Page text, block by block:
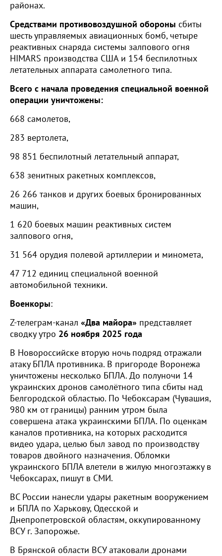
районах.
Средствами противовоздушной обороны сбиты
шесть управляемых авиационных бомб, четыре
реактивных снаряда системы залпового огня
HIMARS производства США и 154 беспилотных
летательных аппарата самолетного типа.
Всего с начала проведения специальной военной
операции уничтожены:
668 самолетов,
283 вертолета,
98 851 беспилотный летательный аппарат,
638 зенитных ракетных комплексов,
26 266 танков и других боевых бронированных
машин,
1 620 боевых машин реактивных систем
залпового огня,
31 564 орудия полевой артиллерии и миномета,
47 712 единиц специальной военной
автомобильной техники.
Военкоры:
Z-телеграм-канал «Два майора» представляет
сводку утро 26 ноября 2025 года
В Новороссийске вторую ночь подряд отражали
атаку БПЛА противника. В пригороде Воронежа
уничтожены несколько БПЛА. До полуночи 14
украинских дронов самолётного типа сбиты над
Белгородской областью. По Чебоксарам (Чувашия,
980 км от границы) ранним утром была
совершена атака украинскими БПЛА. По оценкам
каналов противника, на которых расходится
видео удара, целью был завод по производству
товаров двойного назначения. Обломки
украинского БПЛА влетели в жилую многоэтажку в
Чебоксарах, пишут в СМИ.
ВС России нанесли удары ракетным вооружением
и БПЛА по Харькову, Одесской и
Днепропетровской областям, оккупированному
ВСУ г. Запорожье.
В Брянской области ВСУ атаковали дронами